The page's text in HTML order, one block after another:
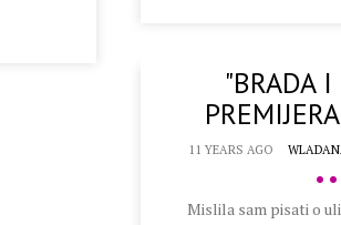
"BRADA I
11 YEARS AGO
Mislila sam pisati o